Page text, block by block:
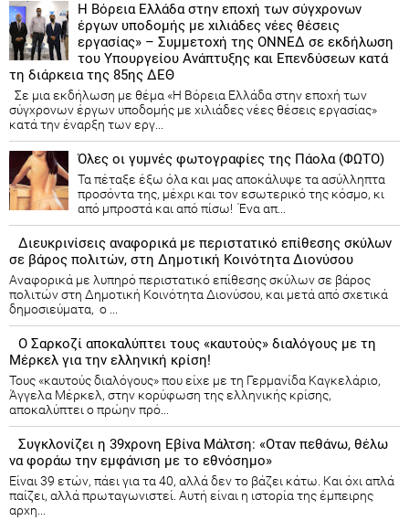
Η Βόρεια Ελλάδα στην εποχή των σύγχρονων
έργων υποδομής με χιλιάδες νέες θέσεις
εργασίας» – Συμμετοχή της ΟΝΝΕΔ σε εκδήλωση
του Υπουργείου Ανάπτυξης και Επενδύσεων κατά
τη διάρκεια της 85ης ΔΕΘ
Σε μια εκδήλωση με θέμα «Η Βόρεια Ελλάδα στην εποχή των
σύγχρονων έργων υποδομής με χιλιάδες νέες θέσεις εργασίας»
κατά την έναρξη των εργ...
Όλες οι γυμνές φωτογραφίες της Πάολα (ΦΩΤΟ)
Τα πέταξε έξω όλα και μας αποκάλυψε τα ασύλληπτα
προσόντα της, μέχρι και τον εσωτερικό της κόσμο, κι
από μπροστά και από πίσω! Ένα απ...
Διευκρινίσεις αναφορικά με περιστατικό επίθεσης σκύλων
σε βάρος πολιτών, στη Δημοτική Κοινότητα Διονύσου
Αναφορικά με λυπηρό περιστατικό επίθεσης σκύλων σε βάρος
πολιτών στη Δημοτική Κοινότητα Διονύσου, και μετά από σχετικά
δημοσιεύματα, ο ...
Ο Σαρκοζί αποκαλύπτει τους «καυτούς» διαλόγους με τη
Μέρκελ για την ελληνική κρίση!
Τους «καυτούς διαλόγους» που είχε με τη Γερμανίδα Καγκελάριο,
Άγγελα Μέρκελ, στην κορύφωση της ελληνικής κρίσης,
αποκαλύπτει ο πρώην πρό...
Συγκλονίζει η 39χρονη Εβίνα Μάλτση: «Οταν πεθάνω, θέλω
να φοράω την εμφάνιση με το εθνόσημο»
Είναι 39 ετών, πάει για τα 40, αλλά δεν το βάζει κάτω. Και όχι απλά
παίζει, αλλά πρωταγωνιστεί. Αυτή είναι η ιστορία της έμπειρης
αρχη...